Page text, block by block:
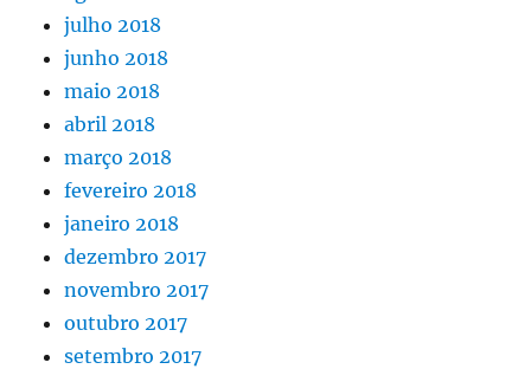
julho 2018
junho 2018
maio 2018
abril 2018
março 2018
fevereiro 2018
janeiro 2018
dezembro 2017
novembro 2017
outubro 2017
setembro 2017